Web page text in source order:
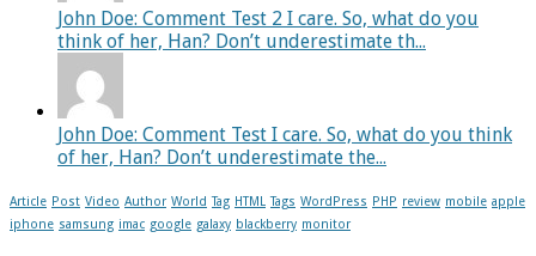
John Doe: Comment Test 2 I care. So, what do you
think of her, Han? Don’t underestimate th...
John Doe: Comment Test I care. So, what do you think
of her, Han? Don’t underestimate the...
Article Post Video Author World Tag HTML Tags WordPress PHP review mobile apple
iphone samsung imac google galaxy blackberry monitor